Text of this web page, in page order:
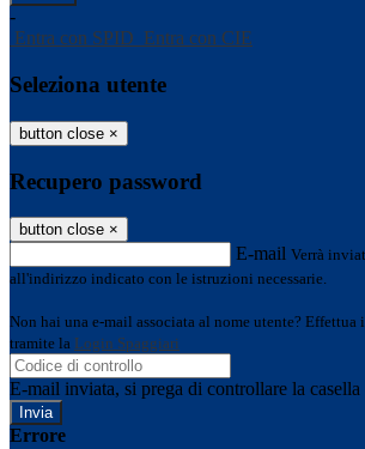
-
Entra con SPID Entra con CIE
Seleziona utente
button close ×
Recupero password
button close ×
E-mail Verrà
all'indirizzo indicato con le istruzioni necessarie.
Non hai una e-mail associata al nome utente? Effettua
tramite la Login Spaggiari
E-mail inviata, si prega di controllare la
Errore